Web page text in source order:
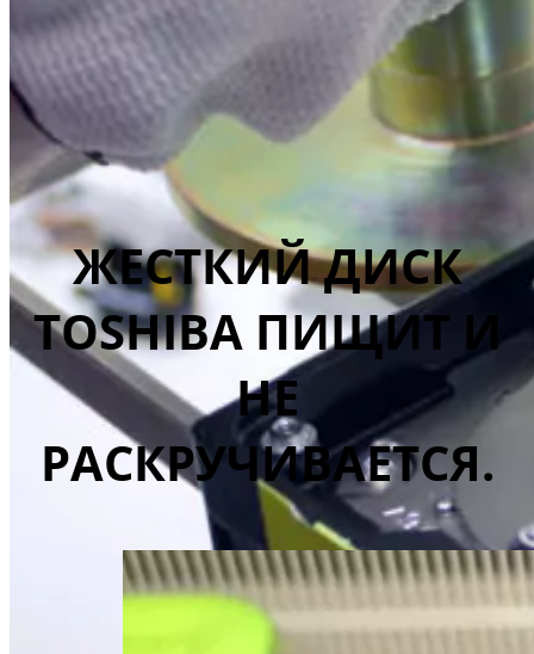
ЖЕСТКИЙ ДИСК
TOSHIBA ПИЩИТ И
НЕ
РАСКРУЧИВАЕТСЯ.